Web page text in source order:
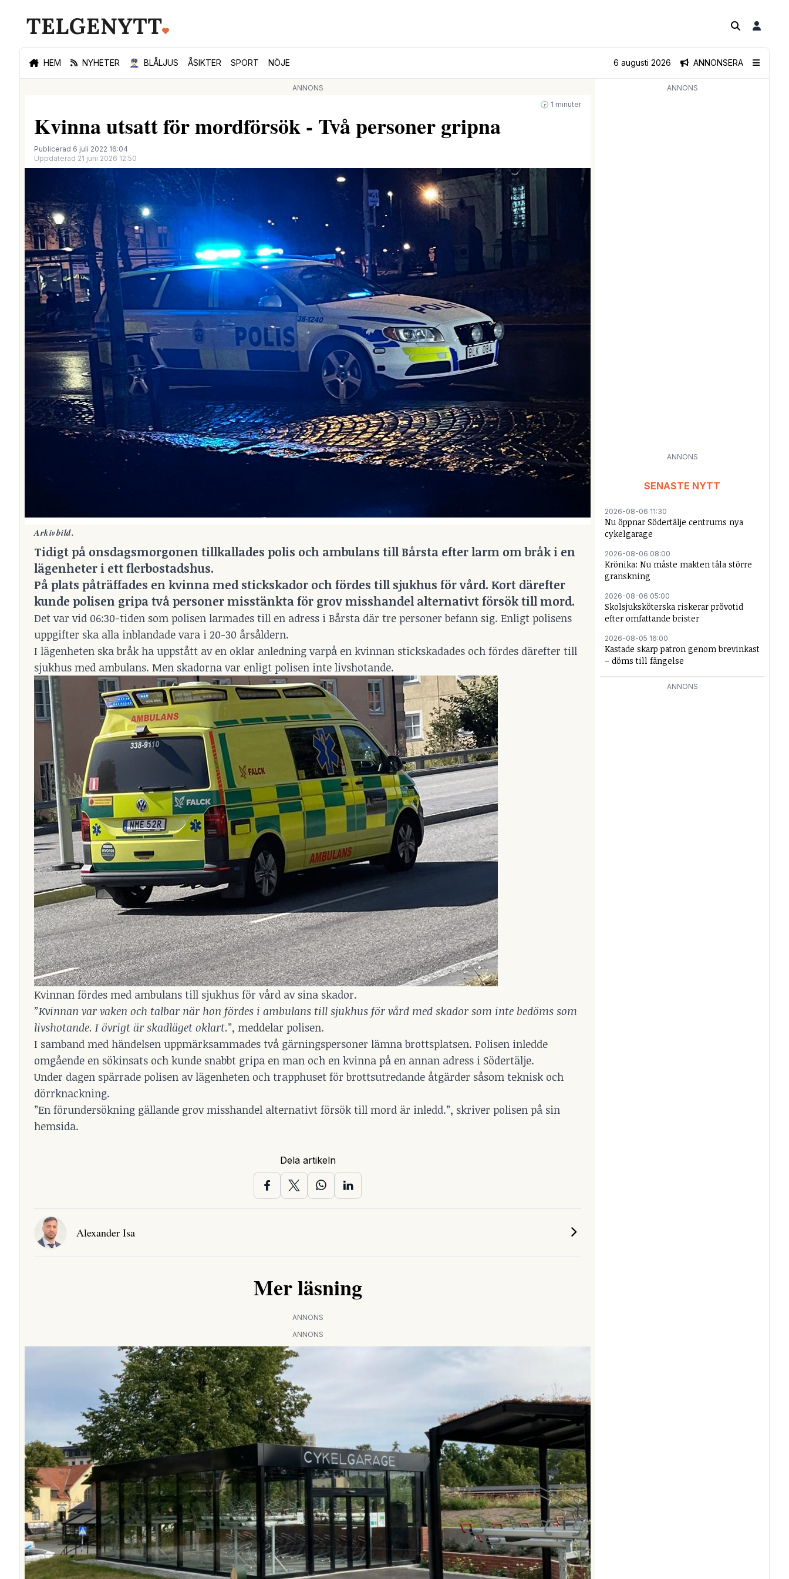
HEM NYHETER 👮🏻‍♂️ BLÅLJUS ÅSIKTER SPORT NÖJE ANNONSERA
6 augusti 2026
ANNONS
🕝 1 minuter
Kvinna utsatt för mordförsök - Två personer gripna
Publicerad 6 juli 2022 16:04
Uppdaterad 21 juni 2026 12:50
Arkivbild.
Tidigt på onsdagsmorgonen tillkallades polis och ambulans till Bårsta efter larm om bråk i en
lägenheter i ett flerbostadshus.
På plats påträffades en kvinna med stickskador och fördes till sjukhus för vård. Kort därefter
kunde polisen gripa två personer misstänkta för grov misshandel alternativt försök till mord.
Det var vid 06:30-tiden som polisen larmades till en adress i Bårsta där tre personer befann sig. Enligt polisens
uppgifter ska alla inblandade vara i 20-30 årsåldern.
I lägenheten ska bråk ha uppstått av en oklar anledning varpå en kvinnan stickskadades och fördes därefter till
sjukhus med ambulans. Men skadorna var enligt polisen inte livshotande.
Kvinnan fördes med ambulans till sjukhus för vård av sina skador.
”Kvinnan var vaken och talbar när hon fördes i ambulans till sjukhus för vård med skador som inte bedöms som
livshotande. I övrigt är skadläget oklart.”, meddelar polisen.
I samband med händelsen uppmärksammades två gärningspersoner lämna brottsplatsen. Polisen inledde
omgående en sökinsats och kunde snabbt gripa en man och en kvinna på en annan adress i Södertälje.
Under dagen spärrade polisen av lägenheten och trapphuset för brottsutredande åtgärder såsom teknisk och
dörrknackning.
”En förundersökning gällande grov misshandel alternativt försök till mord är inledd.”, skriver polisen på sin
hemsida.
Dela artikeln
Alexander Isa
Mer läsning
ANNONS
ANNONS
ANNONS
ANNONS
SENASTE NYTT
2026-08-06 11:30
Nu öppnar Södertälje centrums nya
cykelgarage
2026-08-06 08:00
Krönika: Nu måste makten tåla större
granskning
2026-08-06 05:00
Skolsjuksköterska riskerar prövotid
efter omfattande brister
2026-08-05 16:00
Kastade skarp patron genom brevinkast
– döms till fängelse
ANNONS